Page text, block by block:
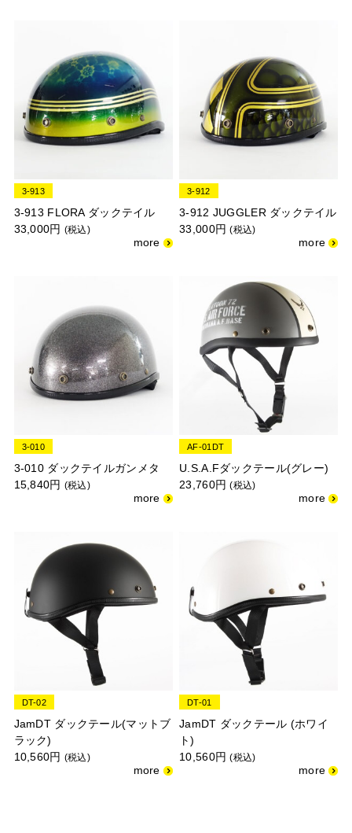
3-913
3-913 FLORA ダックテイル
33,000円 (税込)
3-912
3-912 JUGGLER ダックテイル
33,000円(税込)
3-010
3-010 ダックテイルガンメタ
15,840円 (税込)
AF-01DT
U.S.A.Fダックテール(グレー)
23,760円(税込)
DT-02
JamDT ダックテール(マットブ
ラック)
10,560円 (税込)
DT-01
JamDT ダックテール (ホワイ
ト)
10,560円(税込)